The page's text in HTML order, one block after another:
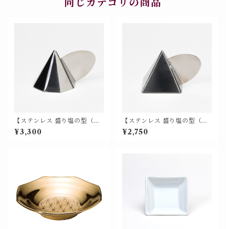
同じカテゴリの商品
【ステンレス 盛り塩の型（八
角錐 盛塩型）】八角形 塩盛 固
め器＜盛塩単品 縁起の型＞70
¥3,300
【ステンレス 盛り塩の型（四
角錐 盛塩型）】四角形 塩盛 固
め器＜盛塩単品 ピラミッドパ
¥2,750